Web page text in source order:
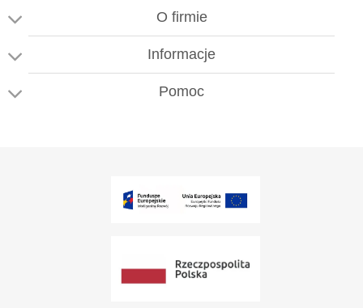
O firmie
Informacje
Pomoc